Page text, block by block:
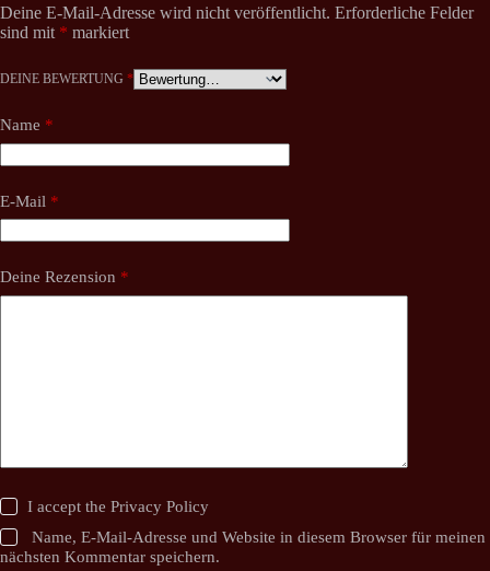
Deine E-Mail-Adresse wird nicht veröffentlicht. Erforderliche Felder
sind mit * markiert
DEINE BEWERTUNG *
Name *
E-Mail *
Deine Rezension *
I accept thePrivacy Policy
Name, E-Mail-Adresse und Website in diesem Browser für meinen
nächsten Kommentar speichern.